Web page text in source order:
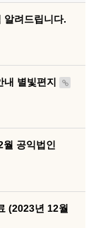
알려드립니다.
내 별빛편지
공익법인
(2023년 12월